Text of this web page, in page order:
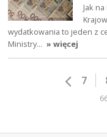
Jak
wydatkowania to jeden z
Ministry… » więcej
7